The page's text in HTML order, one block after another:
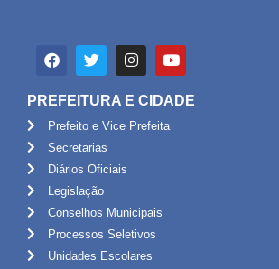
PREFEITURA E CIDADE
Prefeito e Vice Prefeita
Secretarias
Diários Oficiais
Legislação
Conselhos Municipais
Processos Seletivos
Unidades Escolares